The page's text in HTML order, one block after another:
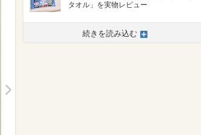
タオル」を実物レビュー
続きを読み込む